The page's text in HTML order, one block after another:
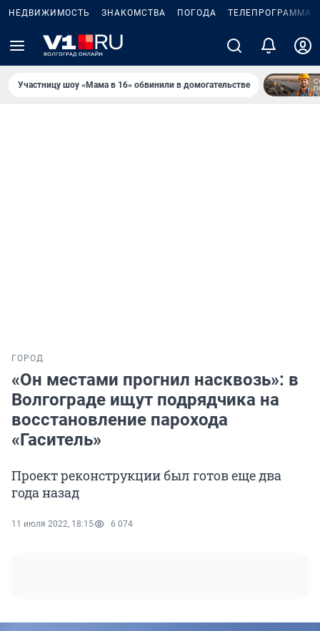
НЕДВИЖИМОСТЬ ЗНАКОМСТВА ПОГОДА ТЕЛЕПРОГРАММА
Участницу шоу «Мама в 16» обвинили в домогательстве
ГОРОД
«Он местами прогнил насквозь»: в
Волгограде ищут подрядчика на
восстановление парохода
«Гаситель»
Проект реконструкции был готов еще два
года назад
11 июля 2022, 18:15 6 074